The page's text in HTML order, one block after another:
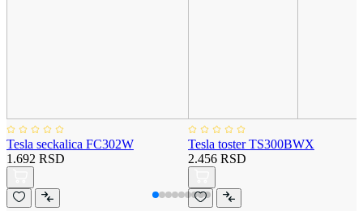
Tesla seckalica FC302W
1.692 RSD
Tesla toster TS300BWX
2.456 RSD